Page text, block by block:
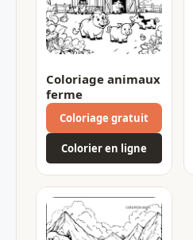
Coloriage animaux
ferme
Coloriage gratuit
Colorier en ligne